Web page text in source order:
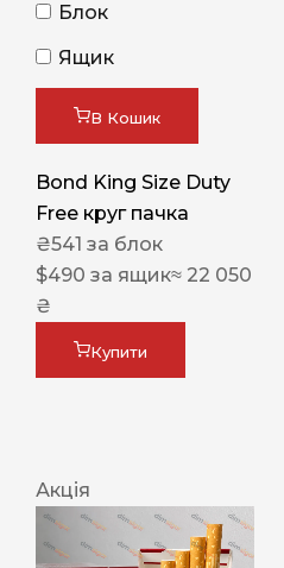
Блок
Ящик
В Кошик
Bond King Size Duty
Free круг пачка
₴541 за блок
$490 за ящик≈ 22 050
₴
Купити
Акція